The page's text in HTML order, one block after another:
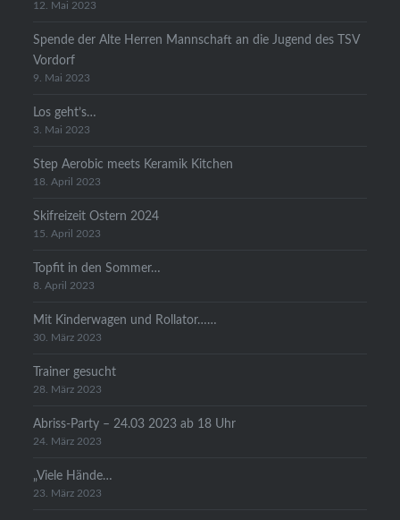
12. Mai 2023
Spende der Alte Herren Mannschaft an die Jugend des TSV
Vordorf
9. Mai 2023
Los geht’s…
3. Mai 2023
Step Aerobic meets Keramik Kitchen
18. April 2023
Skifreizeit Ostern 2024
15. April 2023
Topfit in den Sommer…
8. April 2023
Mit Kinderwagen und Rollator……
30. März 2023
Trainer gesucht
28. März 2023
Abriss-Party – 24.03 2023 ab 18 Uhr
24. März 2023
„Viele Hände…
23. März 2023